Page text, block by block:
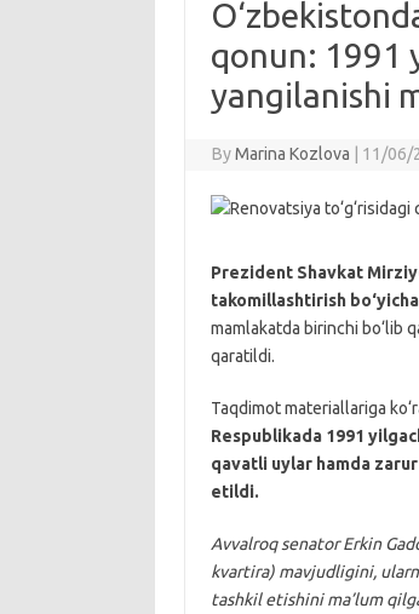
qonun: 1991
yangilanishi
By Marina Kozlova 11/06/
Prezident Shavkat
takomillashtirish
mamlakatda birinchi bo‘lib
qaratildi.
Taqdimot materiallariga
Respublikada 1991
qavatli uylar hamda
etildi.
Avvalroq senator Erkin
kvartira) mavjudligini,
tashkil etishini ma’lum